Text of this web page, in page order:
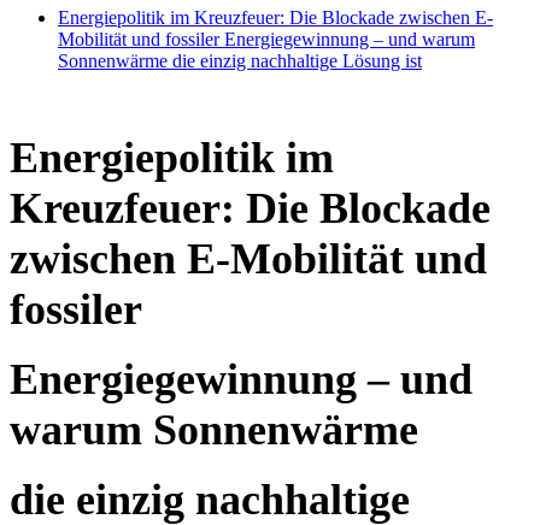
Energiepolitik im Kreuzfeuer: Die Blockade zwischen E-
Mobilität und fossiler Energiegewinnung – und warum
Sonnenwärme die einzig nachhaltige Lösung ist
Energiepolitik im
Kreuzfeuer: Die Blockade
zwischen E-Mobilität und
fossiler
Energiegewinnung – und
warum Sonnenwärme
die einzig nachhaltige